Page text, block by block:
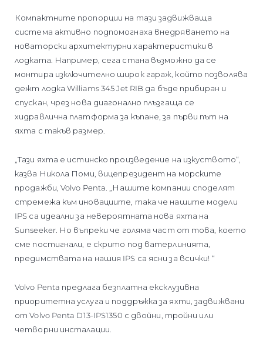
Компактните пропорции на тази задвижваща
система активно подпомогнаха внедряването на
новаторски архитектурни характеристики в
лодката. Например, сега стана възможно да се
монтира изключително широк гараж, който позволява
дежт лодка Williams 345 Jet RIB да бъде прибиран и
спускан, чрез нова диагонално плъзгаща се
хидравлична платформа за къпане, за първи път на
яхта с такъв размер.
„Тази яхта е истинско произведение на изкуството“,
казва Никола Поми, вицепрезидент на морските
продажби, Volvo Penta. „Нашите компании споделят
стремежа към иновациите, така че нашите модели
IPS са идеални за невероятната нова яхта на
Sunseeker. Но въпреки че голяма част от това, което
сме постигнали, е скрито под ватерлинията,
предимствата на нашия IPS са ясни за всички! “
Volvo Penta предлага безплатна ексклузивна
приоритетна услуга и поддръжка за яхти, задвижвани
от Volvo Penta D13-IPS1350 с двойни, тройни или
четворни инсталации.